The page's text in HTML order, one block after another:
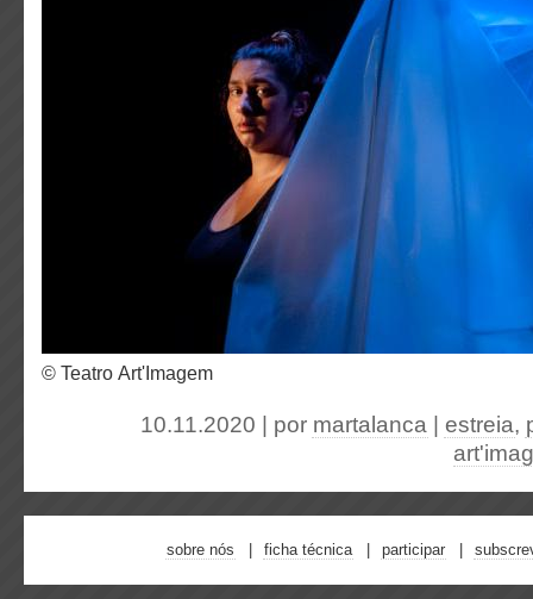
© Teatro Art'Imagem
10.11.2020 | por martalanca estreia,
sobre nós ficha técnica participar